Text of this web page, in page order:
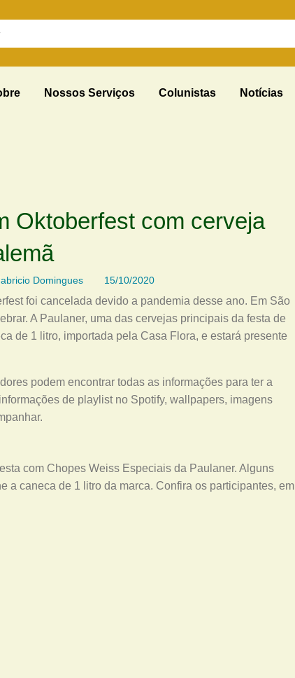
Nossos Serviços Colunistas Notícias
Oktoberfest com cerveja
Domingues 15/10/2020
foi cancelada devido a pandemia desse ano. Em São
A Paulaner, uma das cervejas principais da festa de
de 1 litro, importada pela Casa Flora, e estará presente
podem encontrar todas as informações para ter a
de playlist no Spotify, wallpapers, imagens
com Chopes Weiss Especiais da Paulaner. Alguns
a caneca de 1 litro da marca. Confira os participantes, em